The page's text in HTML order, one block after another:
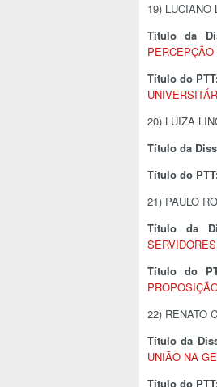
19) LUCIANO
Título da
Título do
20) LUIZA
Título da
Título do
21) PAULO
Título da
Título do
22) RENATO
Título da
UNIÃO NA
Título do